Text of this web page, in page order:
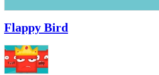
Flappy Bird